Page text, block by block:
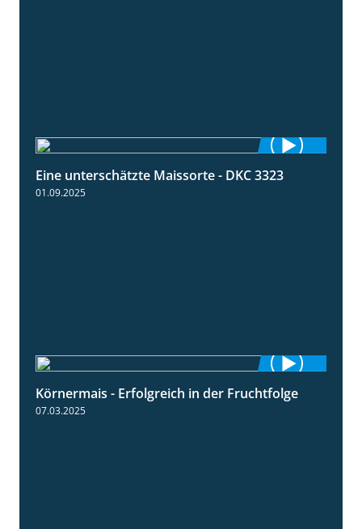
2:12
Eine unterschätzte Maissorte - DKC 3323
01.09.2025
2:31
Körnermais - Erfolgreich in der Fruchtfolge
07.03.2025